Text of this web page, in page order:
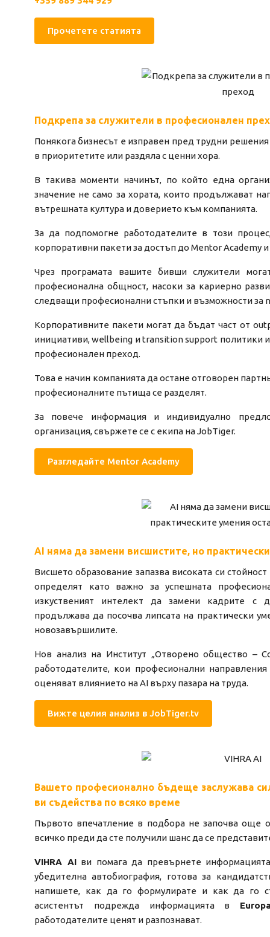
Прочетете статията
Подкрепа за служители в професионален
Понякога бизнесът е изправен пред трудни
в приоритетите или раздяла с ценни хора.
В такива моменти начинът, по който една
значение не само за хората, които продължават
вътрешната култура и доверието към компанията.
За да подпомогне работодателите в този
корпоративни пакети за достъп до Mentor Academy
Чрез програмата вашите бивши служители
професионална общност, насоки за кариерно
следващи професионални стъпки и възможности за
Корпоративните пакети могат да бъдат част от
инициативи, wellbeing и transition support политики
професионален преход.
Това е начин компанията да остане отговорен
професионалните пътища се разделят.
За повече информация и индивидуално
организация, свържете се с екипа на JobTiger.
Разгледайте Mentor Academy
AI няма да замени висшистите, но
Висшето образование запазва високата си
определят като важно за успешната
изкуственият интелект да замени кадрите с
продължава да посочва липсата на практически
новозавършилите.
Нов анализ на Институт „Отворено общество –
работодателите, кои професионални
оценяват влиянието на AI върху пазара на труда.
Вижте целия анализ в JobTiger.tv
Вашето професионално бъдеще заслужава
ви съдейства по всяко време
Първото впечатление в подбора не започва още
всичко преди да сте получили шанс да се
VIHRA AIви помага да превърнете
убедителна автобиография, готова за
напишете, как да го формулирате и как да го
асистентът подрежда информацията в
работодателите ценят и разпознават.